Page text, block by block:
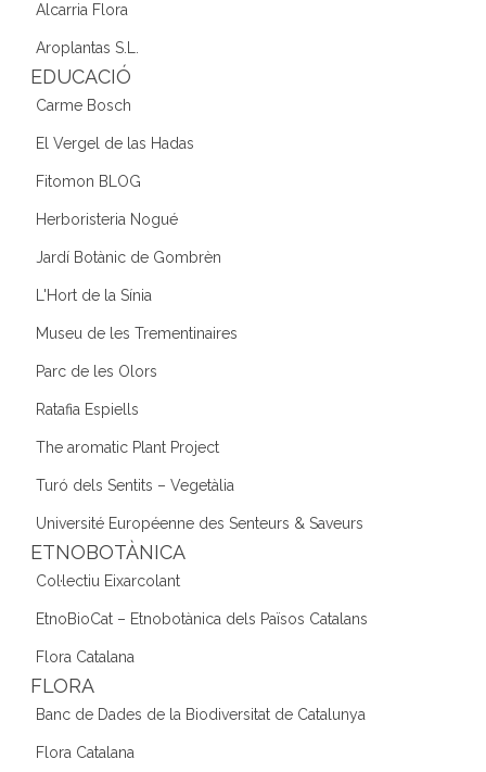
Alcarria Flora
Aroplantas S.L.
EDUCACIÓ
Carme Bosch
El Vergel de las Hadas
Fitomon BLOG
Herboristeria Nogué
Jardí Botànic de Gombrèn
L'Hort de la Sínia
Museu de les Trementinaires
Parc de les Olors
Ratafia Espiells
The aromatic Plant Project
Turó dels Sentits – Vegetàlia
Université Européenne des Senteurs & Saveurs
ETNOBOTÀNICA
Col·lectiu Eixarcolant
EtnoBioCat – Etnobotànica dels Països Catalans
Flora Catalana
FLORA
Banc de Dades de la Biodiversitat de Catalunya
Flora Catalana